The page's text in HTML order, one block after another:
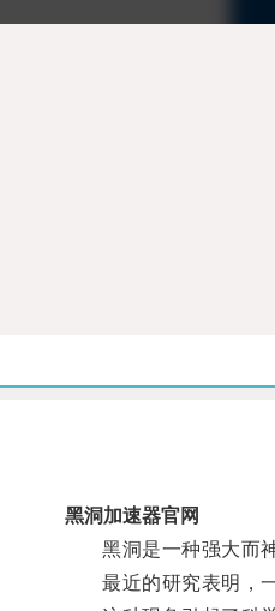
黑洞加速器官网
黑洞是一种强大而神
最近的研究表明，一